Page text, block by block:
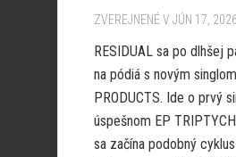
ZVEREJNENÉ V JÚN 17, 2026
RESIDUAL sa po dlhšej
na pódiá s novým singlom
PRODUCTS. Ide o prvý
úspešnom EP
sa začína podobný